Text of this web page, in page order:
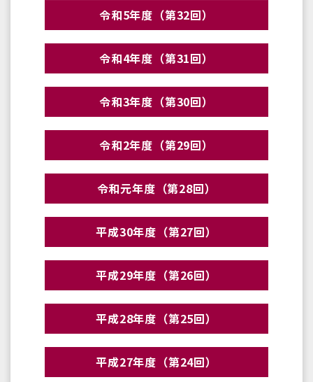
令和5年度（第32回）
令和4年度（第31回）
令和3年度（第30回）
令和2年度（第29回）
令和元年度（第28回）
平成30年度（第27回）
平成29年度（第26回）
平成28年度（第25回）
平成27年度（第24回）